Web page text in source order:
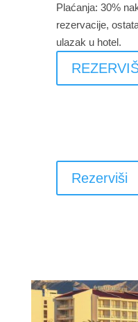
Plaćanja: 30%
rezervacije,
ulazak u hotel.
Rezerviši